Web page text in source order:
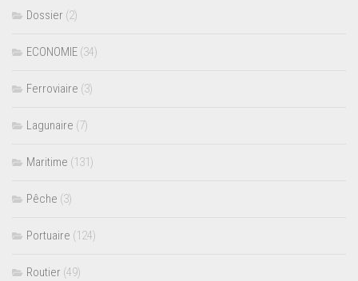
Dossier (2)
ECONOMIE (34)
Ferroviaire (3)
Lagunaire (7)
Maritime (131)
Pêche (3)
Portuaire (124)
Routier (49)